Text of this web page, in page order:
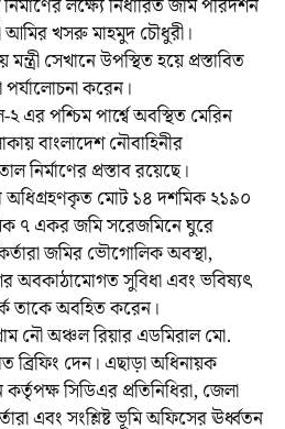
লক্ষ্যে নির্ধারিত জমি পরিদর্শন
আমির খসরু মাহমুদ চৌধুরী।
সেখানে উপস্থিত হয়ে প্রস্তাবিত
পর্যালোচনা করেন।
পশ্চিম পার্শ্বে অবস্থিত মেরিন
বাংলাদেশ নৌবাহিনীর
নির্মাণের প্রস্তাব রয়েছে।
অধিগ্রহণকৃত মোট ১৪ দশমিক ২১৯০
৭ একর জমি সরেজমিনে ঘুরে
জমির ভৌগোলিক অবস্থা,
অবকাঠামোগত সুবিধা এবং ভবিষ্যৎ
তাকে অবহিত করেন।
নৌ অঞ্চল রিয়ার এডমিরাল মো.
ব্রিফিং দেন। এছাড়া অধিনায়ক
কর্তৃপক্ষ সিডিএর প্রতিনিধিরা, জেলা
এবং সংশ্লিষ্ট ভূমি অফিসের ঊর্ধ্বতন